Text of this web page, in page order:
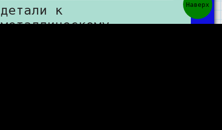
детали к
металлическому
Наверх